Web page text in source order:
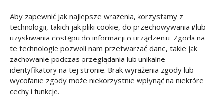
Aby zapewnić jak najlepsze wrażenia, korzystamy z
technologii, takich jak pliki cookie, do przechowywania i/lub
uzyskiwania dostępu do informacji o urządzeniu. Zgoda na
te technologie pozwoli nam przetwarzać dane, takie jak
zachowanie podczas przeglądania lub unikalne
identyfikatory na tej stronie. Brak wyrażenia zgody lub
wycofanie zgody może niekorzystnie wpłynąć na niektóre
cechy i funkcje.
Arme(12)
Bande dessinée
Corps(27)
Dessins animés